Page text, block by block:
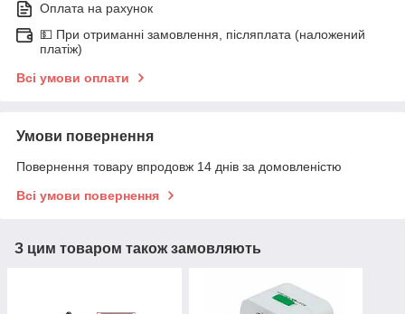
Оплата на рахунок
💵 При отриманні замовлення, післяплата (наложений
платіж)
Всі умови оплати
Умови повернення
Повернення товару впродовж 14 днів за домовленістю
Всі умови повернення
З цим товаром також замовляють